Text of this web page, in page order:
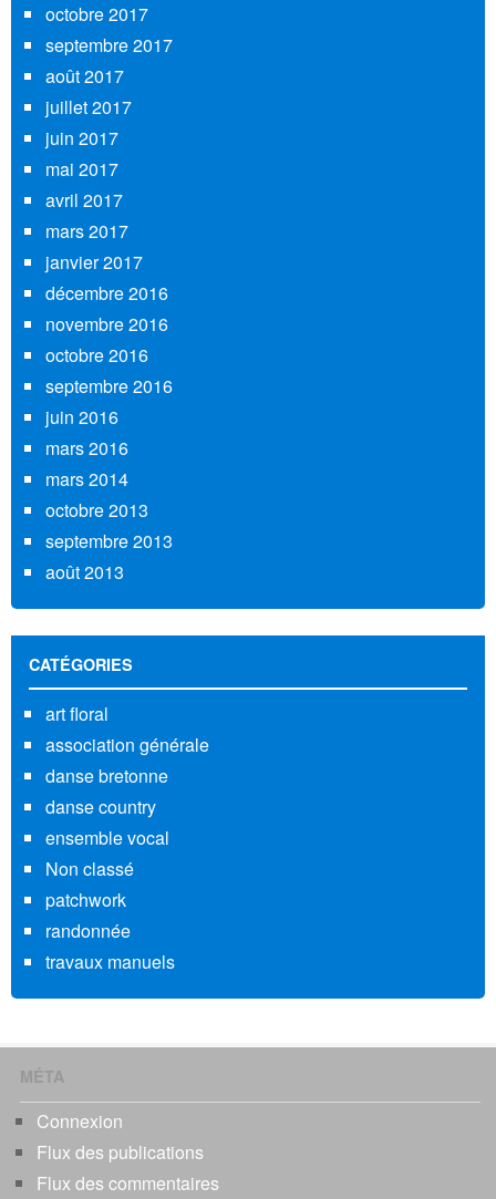
octobre 2017
septembre 2017
août 2017
juillet 2017
juin 2017
mai 2017
avril 2017
mars 2017
janvier 2017
décembre 2016
novembre 2016
octobre 2016
septembre 2016
juin 2016
mars 2016
mars 2014
octobre 2013
septembre 2013
août 2013
CATÉGORIES
art floral
association générale
danse bretonne
danse country
ensemble vocal
Non classé
patchwork
randonnée
travaux manuels
MÉTA
Connexion
Flux des publications
Flux des commentaires